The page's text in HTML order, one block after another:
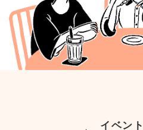
イベン